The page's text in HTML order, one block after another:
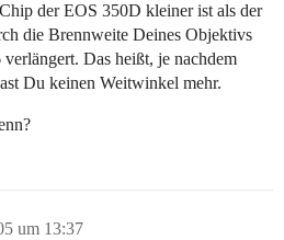
der EOS 350D kleiner ist als der
die Brennweite Deines Objektivs
Das heißt, je nachdem
Du keinen Weitwinkel mehr.
um 13:37